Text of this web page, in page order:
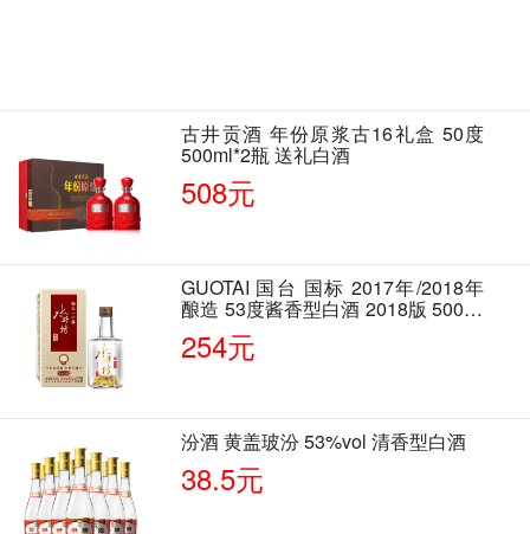
古井贡酒 年份原浆古16礼盒 50度
500ml*2瓶 送礼白酒
508元
GUOTAI 国台 国标 2017年/2018年
酿造 53度酱香型白酒 2018版 500ml
单瓶装
254元
汾酒 黄盖玻汾 53%vol 清香型白酒
38.5元